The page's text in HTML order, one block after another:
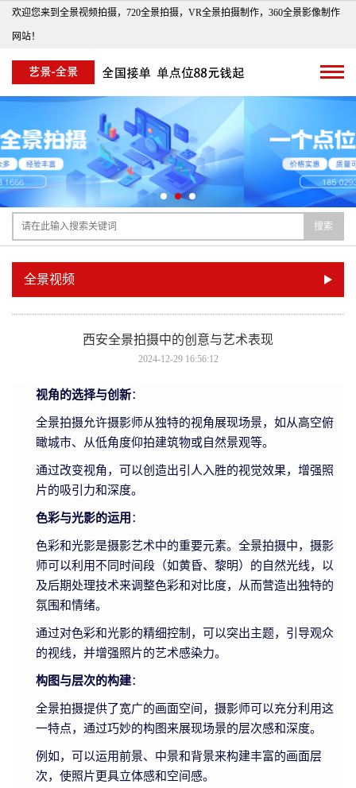
欢迎您来到全景视频拍摄，720全景拍摄，VR全景拍摄制作，360全景影像制作
网站！
搜索
全景视频
西安全景拍摄中的创意与艺术表现
2024-12-29 16:56:12
视角的选择与创新：
全景拍摄允许摄影师从独特的视角展现场景，如从高空俯
瞰城市、从低角度仰拍建筑物或自然景观等。
通过改变视角，可以创造出引人入胜的视觉效果，增强照
片的吸引力和深度。
色彩与光影的运用：
色彩和光影是摄影艺术中的重要元素。全景拍摄中，摄影
师可以利用不同时间段（如黄昏、黎明）的自然光线，以
及后期处理技术来调整色彩和对比度，从而营造出独特的
氛围和情绪。
通过对色彩和光影的精细控制，可以突出主题，引导观众
的视线，并增强照片的艺术感染力。
构图与层次的构建：
全景拍摄提供了宽广的画面空间，摄影师可以充分利用这
一特点，通过巧妙的构图来展现场景的层次感和深度。
例如，可以运用前景、中景和背景来构建丰富的画面层
次，使照片更具立体感和空间感。